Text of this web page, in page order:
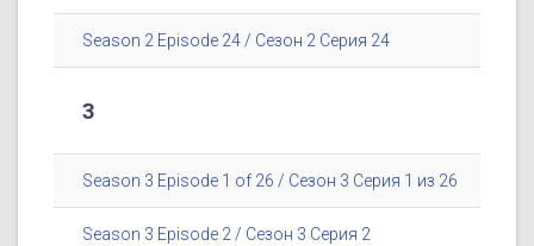
Season 2 Episode 24 / Сезон 2 Серия 24
3
Season 3 Episode 1 of 26 / Сезон 3 Серия 1 из 26
Season 3 Episode 2 / Сезон 3 Серия 2